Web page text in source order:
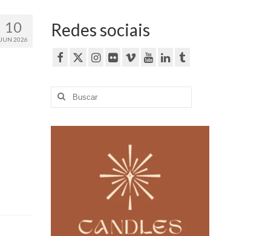
10
JUN 2026 Redes sociais
Buscar